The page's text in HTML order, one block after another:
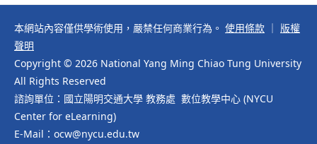
本網站內容僅供學術使用，嚴禁任何商業行為。 使用條款
版權
聲明
Copyright © 2026 National Yang Ming Chiao Tung University
All Rights Reserved
諮詢單位：國立陽明交通大學 教務處 數位教學中心 (NYCU
Center for eLearning)
E-Mail：ocw@nycu.edu.tw